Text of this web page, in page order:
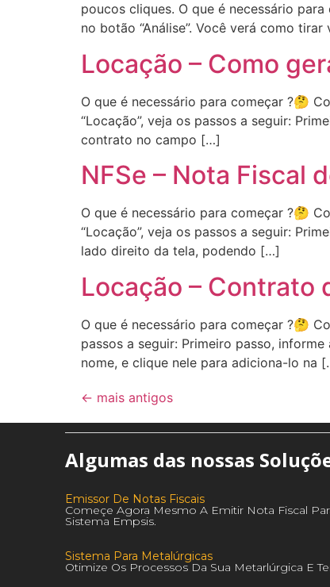
poucos cliques. O que é necessário
no botão “Análise”. Você verá como
Locação – Como
O que é necessário para começar ?🤔
“Locação”, veja os passos a seguir:
contrato no campo […]
NFSe – Nota Fiscal
O que é necessário para começar ?🤔
“Locação”, veja os passos a seguir:
lado direito da tela, podendo […]
Locação –
O que é necessário para começar ?🤔
passos a seguir: Primeiro passo,
nome, e clique nele para adiciona-lo na
← mais antigos
Algumas das nossas
Emissor De Notas Fiscais
Começe Agora Mesmo A Emitir Nota Fiscal
Sistema Empsis.
Sistema Para Metalúrgicas
Otimize Os Processos Da Sua Metarlúrgica E